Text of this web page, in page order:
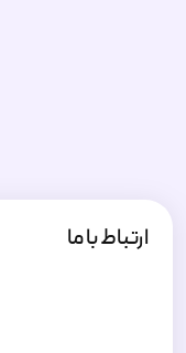
ارتباط با ما